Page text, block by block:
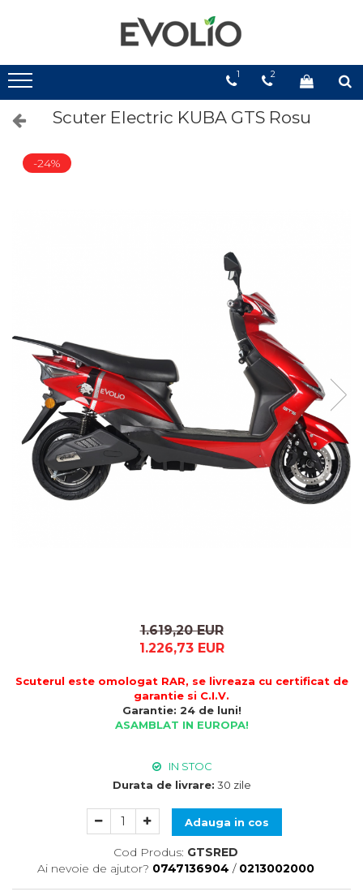
1 2
Scuter Electric KUBA GTS Rosu
-24%
1.619,20 EUR
1.226,73 EUR
Scuterul este omologat RAR, se livreaza cu certificat de
garantie si C.I.V.
Garantie: 24 de luni!
ASAMBLAT IN EUROPA!
IN STOC
Durata de livrare: 30 zile
Adauga in cos
Cod Produs: GTSRED
Ai nevoie de ajutor? 0747136904 / 0213002000